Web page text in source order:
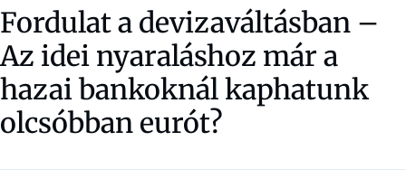
Fordulat a devizaváltásban –
Az idei nyaraláshoz már a
hazai bankoknál kaphatunk
olcsóbban eurót?